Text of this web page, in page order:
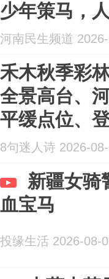
少年策马，
河南民生频道
禾木秋季彩
全景高台、
平缓点位、
境，标注亲
期 9.15–10.5
8句迷人诗 2026-
新疆女骑
血宝马
投缘生活 2026-08-